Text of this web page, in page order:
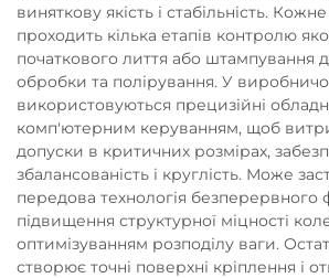
виняткову якість і стабільність.
проходить кілька етапів контролю
початкового лиття або штампування
обробки та полірування. У
використовуються прецизійні
комп'ютерним керуванням, щоб
допуски в критичних розмірах,
збалансованість і круглість. Може
передова технологія безперервного
підвищення структурної міцності
оптимізуванням розподілу ваги.
створює точні поверхні кріплення і